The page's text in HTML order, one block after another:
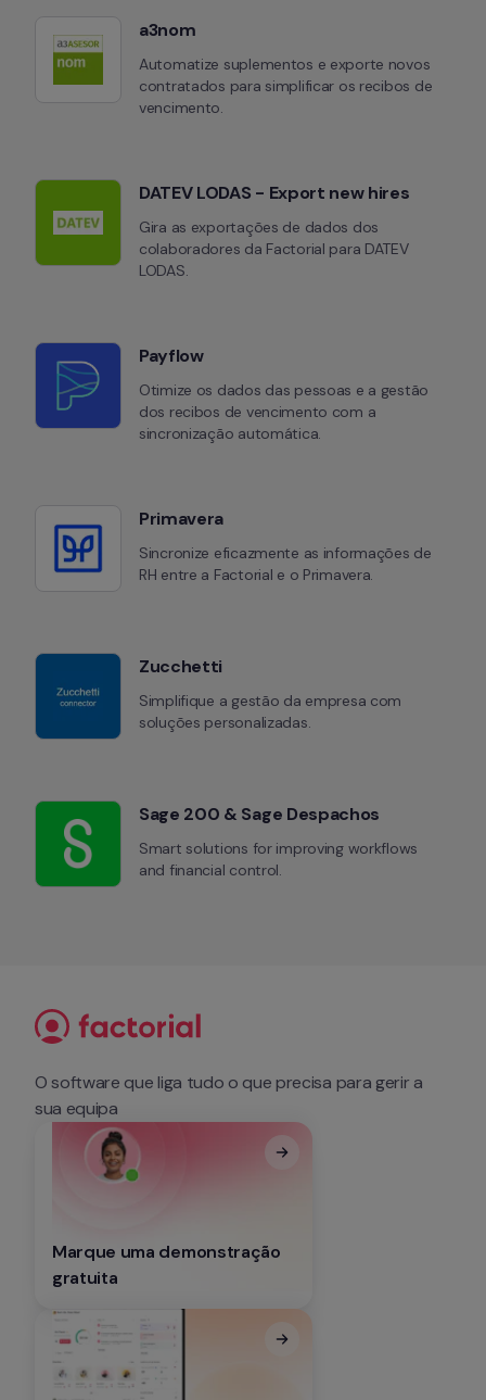
a3nom
Automatize suplementos e exporte novos
contratados para simplificar os recibos de
vencimento.
DATEV LODAS - Export new hires
Gira as exportações de dados dos
colaboradores da Factorial para DATEV
LODAS.
Payflow
Otimize os dados das pessoas e a gestão
dos recibos de vencimento com a
sincronização automática.
Primavera
Sincronize eficazmente as informações de
RH entre a Factorial e o Primavera.
Zucchetti
Simplifique a gestão da empresa com
soluções personalizadas.
Sage 200 & Sage Despachos
Smart solutions for improving workflows
and financial control.
O software que liga tudo o que precisa para gerir a
sua equipa
Marque uma demonstração
gratuita